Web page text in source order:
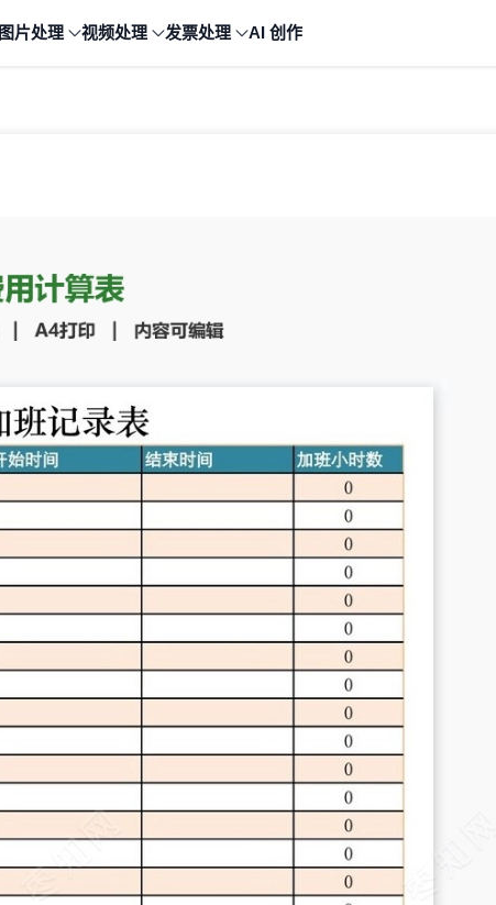
图片处理 视频处理 发票处理 AI 创作